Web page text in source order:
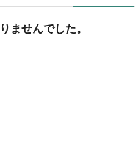
ませんでした。